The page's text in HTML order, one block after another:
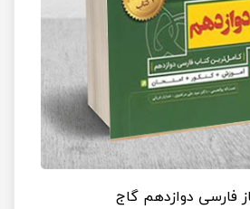
فارسی دوازدهم گاج